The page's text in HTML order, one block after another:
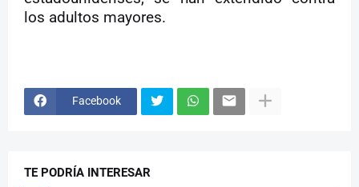
los adultos mayores.
Facebook
TE PODRÍA INTERESAR